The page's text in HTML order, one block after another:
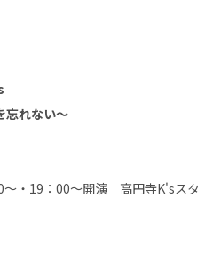
忘れない～
～・19：00～開演 高円寺K'sスタ